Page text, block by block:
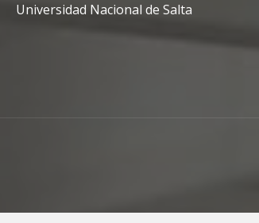
Universidad Nacional de Salta